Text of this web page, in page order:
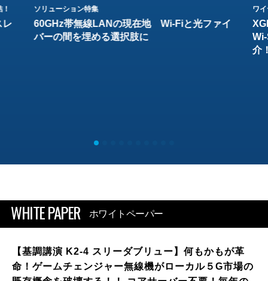
レ
ソリューション特集
60GHz帯無線LANの現在地 Wi-Fiと光ファイ
バーの間を埋める選択肢に
ワ
介
WHITE PAPER ホワイトペーパー
【基調講演 K2-4 スリーダブリュー】何もかもが革
命！ゲームチェンジャー無線機がローカル５G市場の